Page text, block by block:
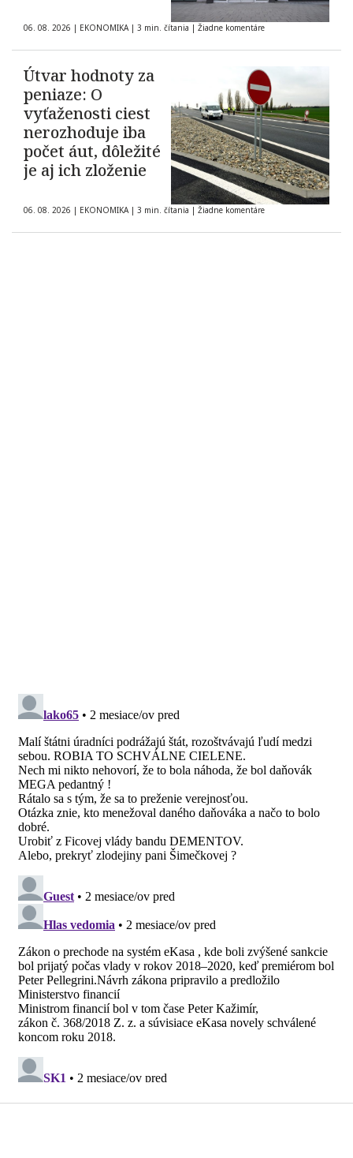
06. 08. 2026 | EKONOMIKA | 3 min. čítania | Žiadne komentáre
Útvar hodnoty za
peniaze: O
vyťaženosti ciest
nerozhoduje iba
počet áut, dôležité
je aj ich zloženie
06. 08. 2026 | EKONOMIKA | 3 min. čítania | Žiadne komentáre